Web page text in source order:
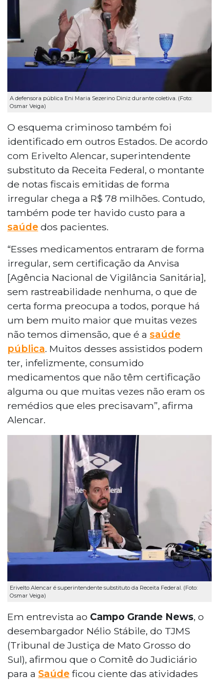
A defensora pública Eni Maria Sezerino Diniz durante coletiva. (Foto:
Osmar Veiga)
O esquema criminoso também foi
identificado em outros Estados. De acordo
com Erivelto Alencar, superintendente
substituto da Receita Federal, o montante
de notas fiscais emitidas de forma
irregular chega a R$ 78 milhões. Contudo,
também pode ter havido custo para a
saúde dos pacientes.
“Esses medicamentos entraram de forma
irregular, sem certificação da Anvisa
[Agência Nacional de Vigilância Sanitária],
sem rastreabilidade nenhuma, o que de
certa forma preocupa a todos, porque há
um bem muito maior que muitas vezes
não temos dimensão, que é a saúde
pública. Muitos desses assistidos podem
ter, infelizmente, consumido
medicamentos que não têm certificação
alguma ou que muitas vezes não eram os
remédios que eles precisavam”, afirma
Alencar.
Erivelto Alencar é superintendente substituto da Receita Federal. (Foto:
Osmar Veiga)
Em entrevista ao Campo Grande News, o
desembargador Nélio Stábile, do TJMS
(Tribunal de Justiça de Mato Grosso do
Sul), afirmou que o Comitê do Judiciário
para a Saúde ficou ciente das atividades